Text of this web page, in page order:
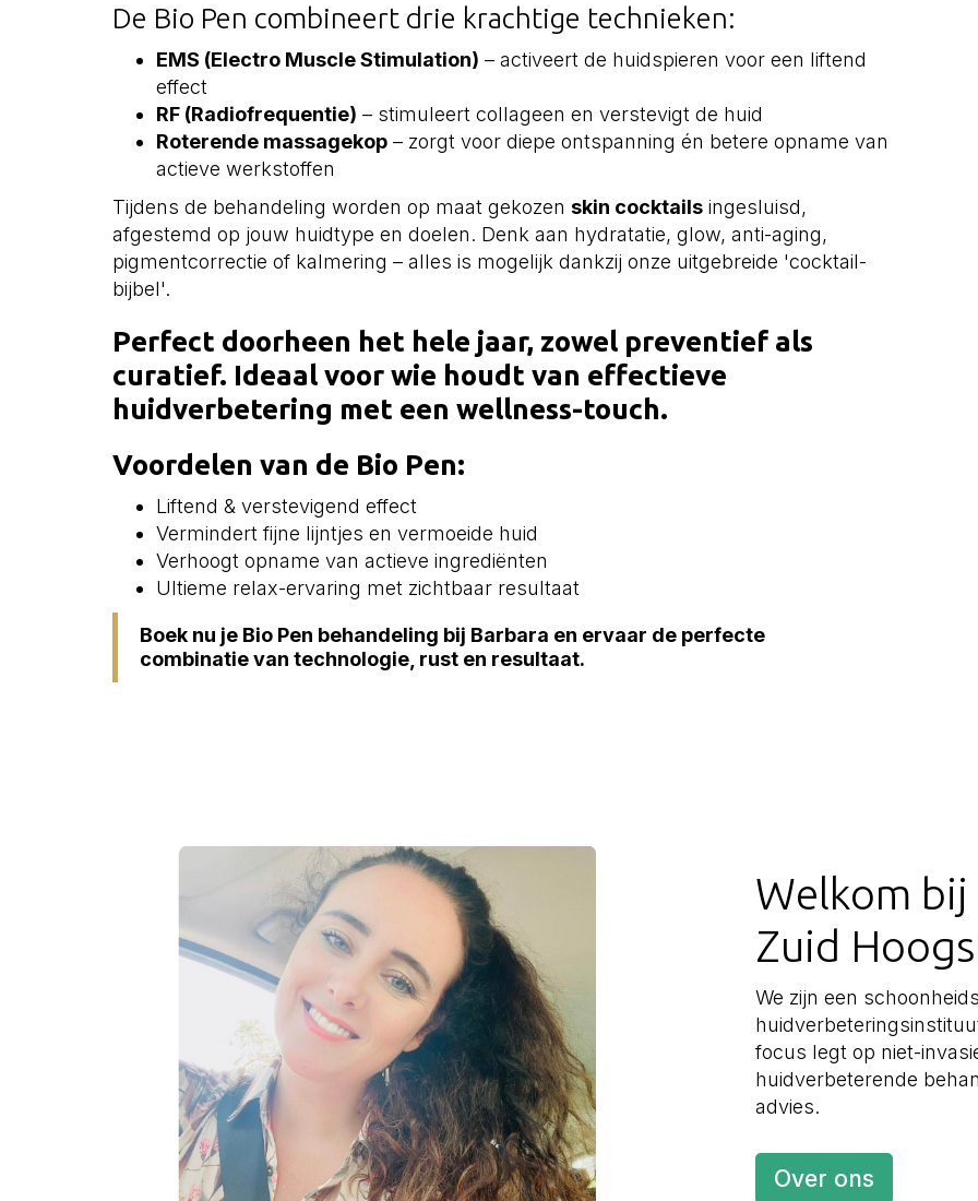
De Bio Pen combineert drie krachtige technieken:
EMS (Electro Muscle Stimulation) – activeert de huidspieren voor een liftend
effect
RF (Radiofrequentie) – stimuleert collageen en verstevigt de huid
Roterende massagekop – zorgt voor diepe ontspanning én betere opname van
actieve werkstoffen
Tijdens de behandeling worden op maat gekozen skin cocktails ingesluisd,
afgestemd op jouw huidtype en doelen. Denk aan hydratatie, glow, anti-aging,
pigmentcorrectie of kalmering – alles is mogelijk dankzij onze uitgebreide 'cocktail-
bijbel'.
Perfect doorheen het hele jaar, zowel preventief als
curatief. Ideaal voor wie houdt van effectieve
huidverbetering met een wellness-touch.
Voordelen van de Bio Pen:
Liftend & verstevigend effect
Vermindert fijne lijntjes en vermoeide huid
Verhoogt opname van actieve ingrediënten
Ultieme relax-ervaring met zichtbaar resultaat
Boek nu je Bio Pen behandeling bij Barbara en ervaar de perfecte
combinatie van technologie, rust en resultaat.
Welkom
Zuid
We zijn een
focus legt op niet-
huidverbeterende
advies.
Over ons